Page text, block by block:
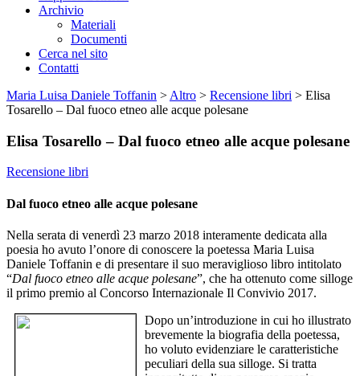
Archivio
Materiali
Documenti
Cerca nel sito
Contatti
Maria Luisa Daniele Toffanin > Altro > Recensione libri > Elisa
Tosarello – Dal fuoco etneo alle acque polesane
Elisa Tosarello – Dal fuoco etneo alle acque polesane
Recensione libri
Dal fuoco etneo alle acque polesane
Nella serata di venerdì 23 marzo 2018 interamente dedicata alla
poesia ho avuto l’onore di conoscere la poetessa Maria Luisa
Daniele Toffanin e di presentare il suo meraviglioso libro intitolato
“Dal fuoco etneo alle acque polesane”, che ha ottenuto come silloge
il primo premio al Concorso Internazionale Il Convivio 2017.
Dopo un’introduzione in cui ho illustrato
brevemente la biografia della poetessa,
ho voluto evidenziare le caratteristiche
peculiari della sua silloge. Si tratta